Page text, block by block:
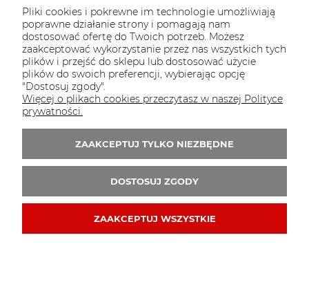
KONTAKT
Sklep PARTY WORLD
ul. M.Kopernika 13
95-015 Głowno
tel.:
42 298-76-24
Zapisz się do newslettera
Pliki cookies i pokrewne im technologie umożliwiają
poprawne działanie strony i pomagają nam
dostosować ofertę do Twoich potrzeb. Możesz
zaakceptować wykorzystanie przez nas wszystkich tych
plików i przejść do sklepu lub dostosować użycie
plików do swoich preferencji, wybierając opcję
"Dostosuj zgody".
Więcej o plikach cookies przeczytasz w naszej Polityce
prywatności.
ZAAKCEPTUJ TYLKO NIEZBĘDNE
DOSTOSUJ ZGODY
ZAAKCEPTUJ WSZYSTKIE